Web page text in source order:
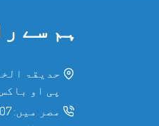
ہم سے
حدیقۃ
پی او باکس:
مصر میں: